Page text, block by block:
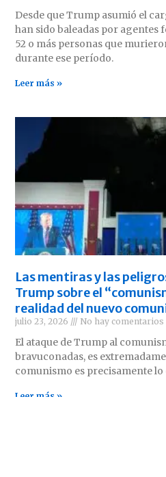
Desde que Trump asumió el
han sido baleadas por agentes
52 o más personas que
durante ese período.
Leer más »
Las mentiras y las
Trump sobre el
realidad del nuevo
julio 23, 2026 No hay comentarios
El ataque de Trump al
bravuconadas, es
comunismo es precisamente lo
Leer más »